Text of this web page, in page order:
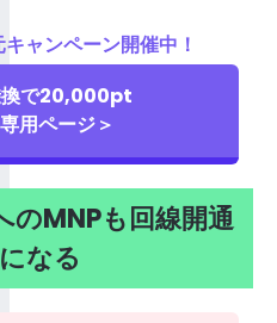
ンペーン開催中！
で20,000pt
用ページ＞
MNPも回線開通
なる